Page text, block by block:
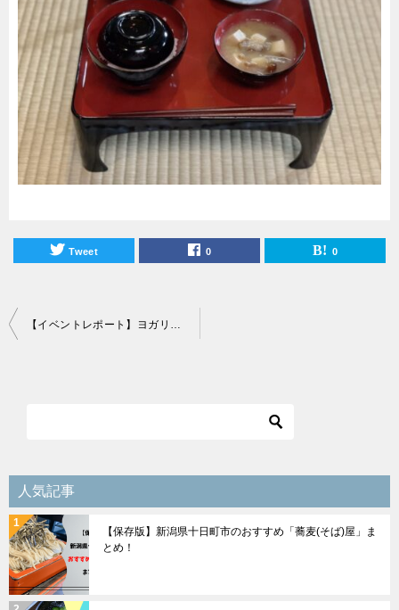
Tweet 0 0
投
シ
ョ
ン
人気記事
【保存版】新潟県十日町市のおすすめ「蕎麦(そば)屋」ま
とめ！